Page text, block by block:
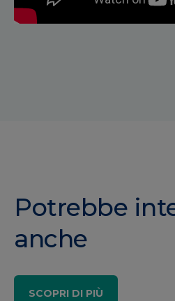
Potrebbe
anche
SCOPRI DI PIÙ